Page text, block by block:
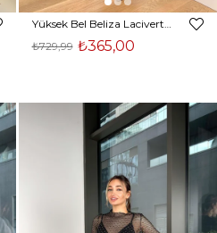
₺365,00
₺729,99